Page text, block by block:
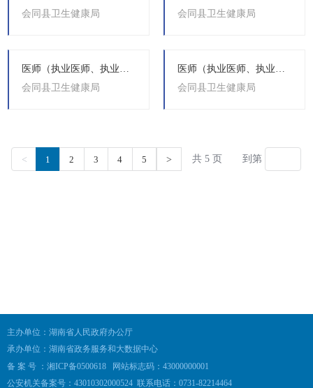
主办单位：湖南省人民政府办公厅
承办单位：湖南省政务服务和大数据中心
备 案 号 ：湘ICP备0500618 网站标志码：43000000001
公安机关备案号：43010302000524 联系电话：0731-82214464